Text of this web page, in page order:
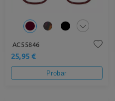
AC55846
25,95 €
Probar